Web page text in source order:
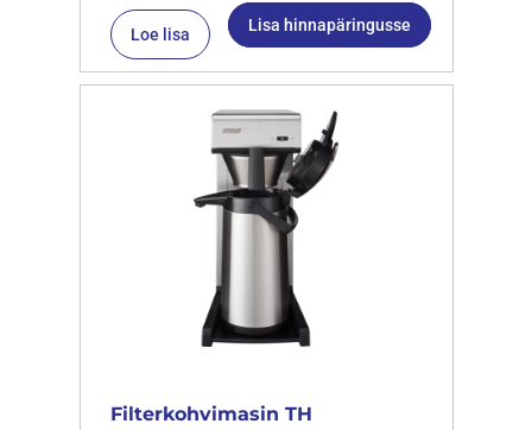
Loe lisa Lisa hinnapäringusse
Filterkohvimasin TH